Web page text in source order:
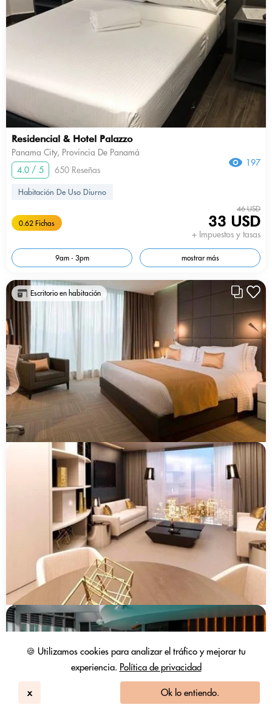
🍪 Utilizamos cookies para analizar el tráfico y mejorar tu
experiencia. Política de privacidad
x Ok lo entiendo.
Residencial & Hotel Palazzo
Panama City, Provincia De Panamá
4.0 / 5
650 Reseñas
197
Habitación De Uso Diurno
0.62 Fichas
46 USD
33 USD
+ Impuestos y tasas
9am - 3pm mostrar más
Escritorio en habitación